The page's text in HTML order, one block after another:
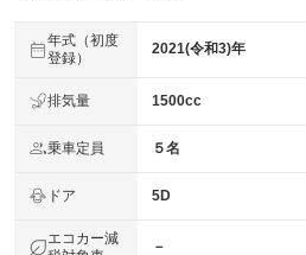
年式（初度
登録）
2021(令和3)年
排気量 1500cc
乗車定員 ５名
ドア 5D
エコカー減
－